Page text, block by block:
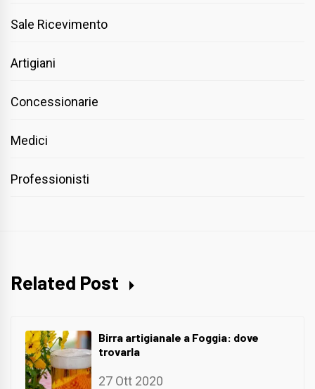
Sale Ricevimento
Artigiani
Concessionarie
Medici
Professionisti
Related Post
Birra artigianale a Foggia: dove
trovarla
27 Ott 2020